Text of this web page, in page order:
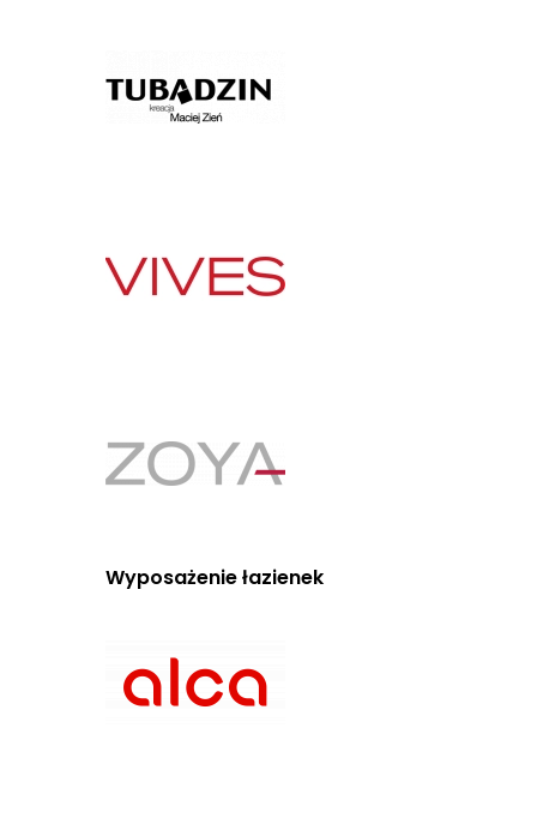
Wyposażenie łazienek